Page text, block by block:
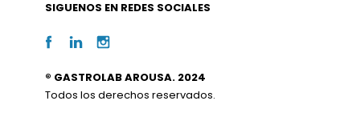
SIGUENOS EN REDES SOCIALES
® GASTROLAB AROUSA. 2024
Todos los derechos reservados.